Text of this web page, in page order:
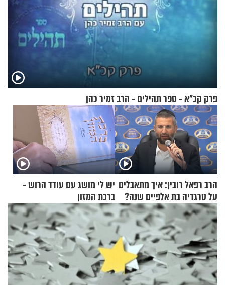
פרק קכ"א - ספר תהילים - הרב זמיר כהן
הרב רפאל רובין: איך מתאבלים
על טרגדיה בת אלפיים שנה?
יש לי מושג עם עודד הרוש -
ברכת המזון